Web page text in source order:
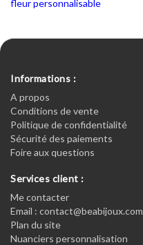
fleur personnalisable
Informations :
A propos
Conditions de vente
Politique de confidentialité
Sécurité des paiements
Foire aux questions
Services client :
Me contacter
Email : contact@beabijoux.com
Plan du site
Nuanciers personnalisation